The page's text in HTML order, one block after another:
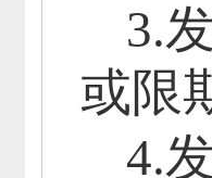
3.
或限
4.